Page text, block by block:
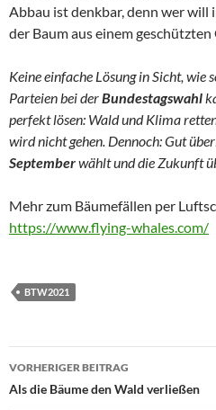
Abbau ist denkbar, denn wer will
der Baum aus einem
Keine einfache Lösung in Sicht, wie
Parteien bei derBundestagswahl
perfekt lösen: Wald und Klima
wird nicht gehen. Dennoch: Gut
Septemberwählt und die Zukunft
Mehr zum Bäumefällen per
https://www.flying-whales.com/
BTW2021
Beitragsnavigation
VORHERIGER BEITRAG
Als die Bäume den Wald verließen